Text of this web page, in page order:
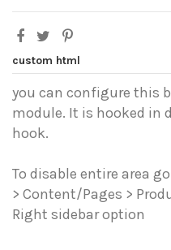
custom html
you can configure this
module. It is hooked in
hook.
To disable entire area
> Content/Pages >
Right sidebar option